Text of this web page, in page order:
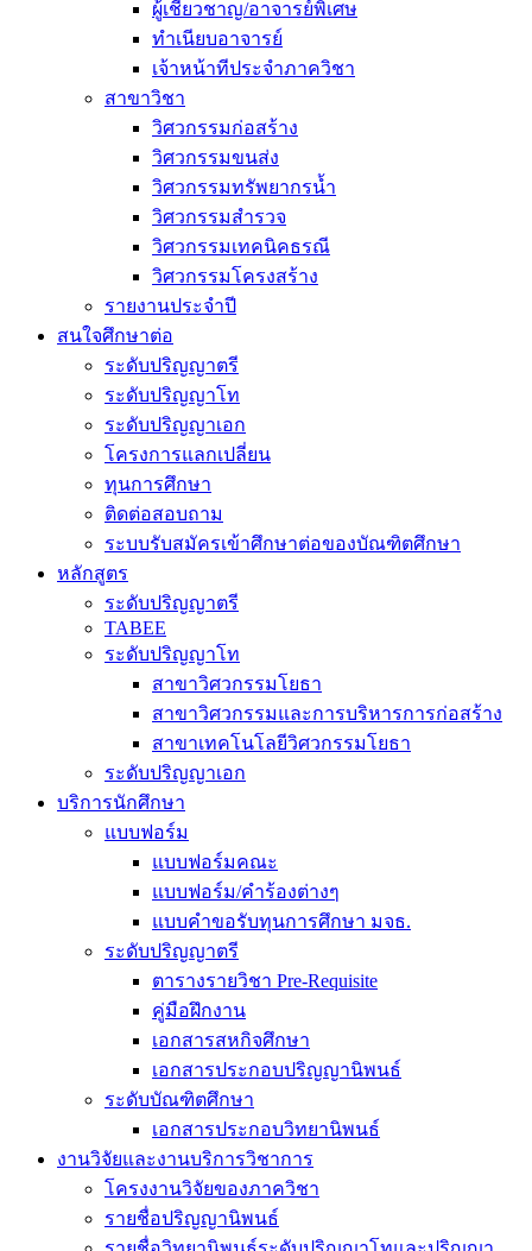
ผู้เชี่ยวชาญ/อาจารย์พิเศษ
ทำเนียบอาจารย์
เจ้าหน้าทีประจำภาควิชา
สาขาวิชา
วิศวกรรมก่อสร้าง
วิศวกรรมขนส่ง
วิศวกรรมทรัพยากรน้ำ
วิศวกรรมสำรวจ
วิศวกรรมเทคนิคธรณี
วิศวกรรมโครงสร้าง
รายงานประจำปี
สนใจศึกษาต่อ
ระดับปริญญาตรี
ระดับปริญญาโท
ระดับปริญญาเอก
โครงการแลกเปลี่ยน
ทุนการศึกษา
ติดต่อสอบถาม
ระบบรับสมัครเข้าศึกษาต่อของบัณฑิตศึกษา
หลักสูตร
ระดับปริญญาตรี
TABEE
ระดับปริญญาโท
สาขาวิศวกรรมโยธา
สาขาวิศวกรรมและการบริหารการก่อสร้าง
สาขาเทคโนโลยีวิศวกรรมโยธา
ระดับปริญญาเอก
บริการนักศึกษา
แบบฟอร์ม
แบบฟอร์มคณะ
แบบฟอร์ม/คำร้องต่างๆ
แบบคำขอรับทุนการศึกษา มจธ.
ระดับปริญญาตรี
ตารางรายวิชา Pre-Requisite
คู่มือฝึกงาน
เอกสารสหกิจศึกษา
เอกสารประกอบปริญญานิพนธ์
ระดับบัณฑิตศึกษา
เอกสารประกอบวิทยานิพนธ์
งานวิจัยและงานบริการวิชาการ
โครงงานวิจัยของภาควิชา
รายชื่อปริญญานิพนธ์